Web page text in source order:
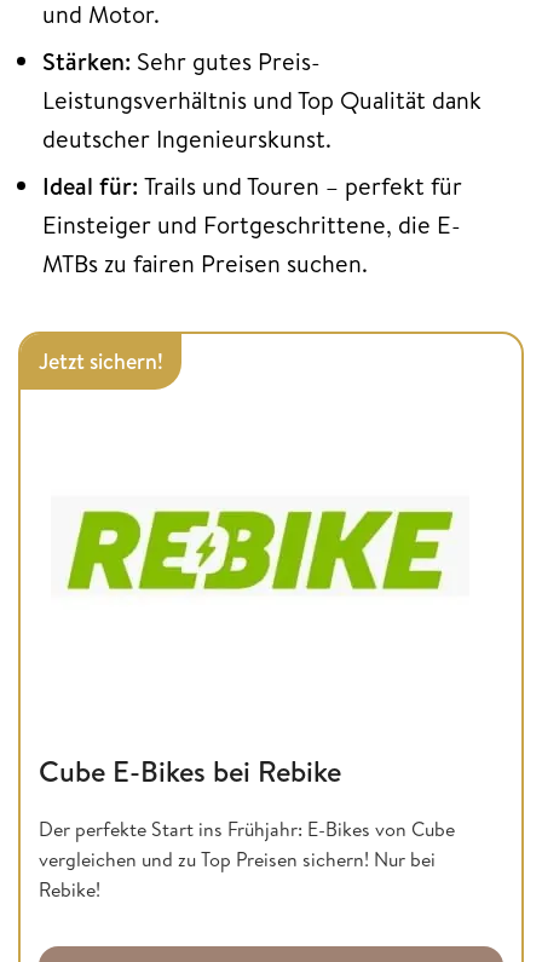
und Motor.
Stärken: Sehr gutes Preis-
Leistungsverhältnis und Top Qualität dank
deutscher Ingenieurskunst.
Ideal für: Trails und Touren – perfekt für
Einsteiger und Fortgeschrittene, die E-
MTBs zu fairen Preisen suchen.
Jetzt sichern!
Cube E-Bikes bei Rebike
Der perfekte Start ins Frühjahr: E-Bikes von Cube
vergleichen und zu Top Preisen sichern! Nur bei
Rebike!